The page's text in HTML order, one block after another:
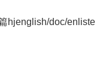
hjenglish/doc/enliste